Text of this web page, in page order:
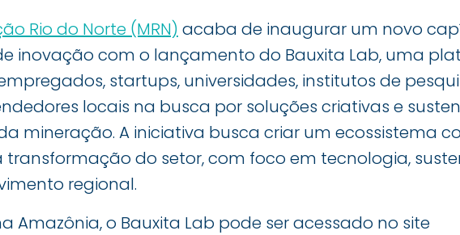
Rio do Norte (MRN) acaba de inaugurar um novo
inovação com o lançamento do Bauxita Lab, uma
startups, universidades, institutos de
locais na busca por soluções criativas e
mineração. A iniciativa busca criar um ecossistema
do setor, com foco em tecnologia,
regional.
Amazônia, o Bauxita Lab pode ser acessado no site